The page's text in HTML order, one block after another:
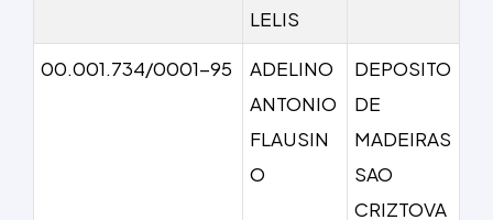
LELIS
00.001.734/0001-95
ADELINO
ANTONIO
FLAUSIN
O
DEPOSITO
DE
MADEIRAS
SAO
CRIZTOVA